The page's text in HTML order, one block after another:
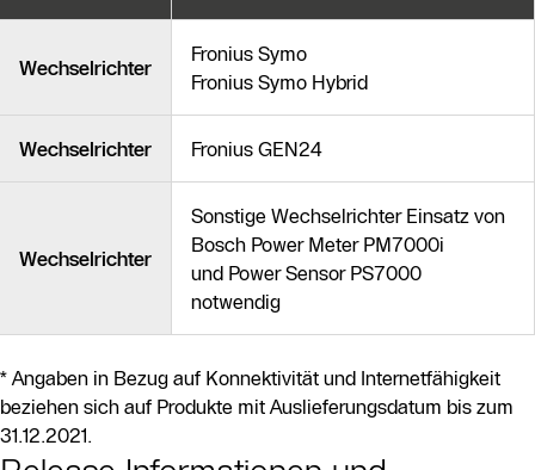
Wechselrichter
Fronius Symo
Fronius Symo Hybrid
Wechselrichter Fronius GEN24
Wechselrichter
Sonstige Wechselrichter Einsatz von
Bosch Power Meter PM7000i
und Power Sensor PS7000
notwendig
* Angaben in Bezug auf Konnektivität und Internetfähigkeit
beziehen sich auf Produkte mit Auslieferungsdatum bis zum
31.12.2021.